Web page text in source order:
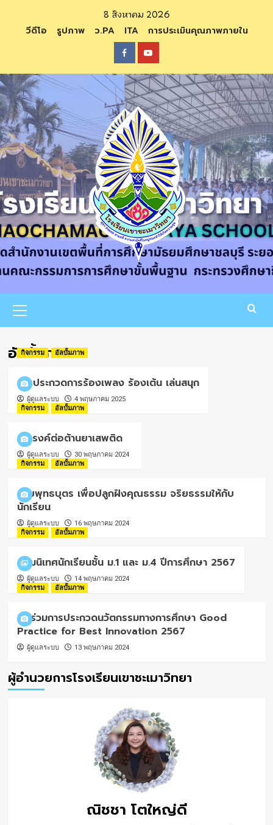
content
8 สิงหาคม 2026
วีดีโอ รูปภาพ ว.PA ITA การประเมินคุณภาพภายใน
FacebookYoutube
Menu
อัลบั้มภาพ
กิจกรรม อัลบั้มภาพ
การประกวดการร้องเพลง ร้องเต้น เล่นสนุก
ผู้ดูแลระบบ
4 พฤษภาคม 2025
กิจกรรม
อัลบั้มภาพ
รณรงค์ต่อต้านยาเสพติด
ผู้ดูแลระบบ
30 พฤษภาคม 2024
กิจกรรม
อัลบั้มภาพ
ค่ายพุทธบุตร เพื่อปลูกฝังคุณธรรม จริยธรรมให้กับ
นักเรียน
ผู้ดูแลระบบ
16 พฤษภาคม 2024
กิจกรรม
อัลบั้มภาพ
ปฐมนิเทศนักเรียนชั้น ม.1 และ ม.4 ปีการศึกษา 2567
ผู้ดูแลระบบ
14 พฤษภาคม 2024
กิจกรรม
อัลบั้มภาพ
เข้าร่วมการประกวดนวัตกรรมทางการศึกษา Good
Practice for Best Innovation 2567
ผู้ดูแลระบบ 13 พฤษภาคม 2024
ผู้อำนวยการโรงเรียนเขาชะเมาวิทยา
ณิชชา โตใหญ่ดี